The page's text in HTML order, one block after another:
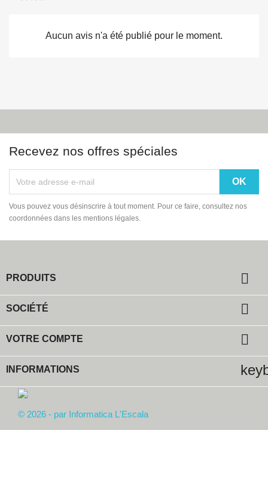
Aucun avis n'a été publié pour le moment.
Recevez nos offres spéciales
Vous pouvez vous désinscrire à tout moment. Pour ce faire, consultez nos
coordonnées dans les mentions légales.
PRODUITS 
SOCIÉTÉ 
VOTRE COMPTE 
INFORMATIONS
© 2026 - par Informatica L'Escala